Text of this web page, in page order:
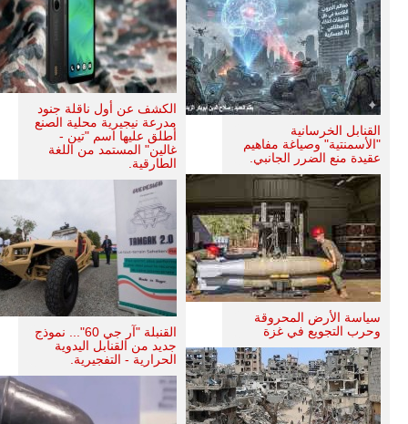
القنابل الخرسانية
"الأسمنتية" وصياغة مفاهيم
عقيدة منع الضرر الجانبي.
سياسة الأرض المحروقة
وحرب التجويع في غزة
الكشف عن أول ناقلة جنود
مدرعة نيجيرية محلية الصنع
أطلق عليها اسم "تين -
غالين" المستمد من اللغة
الطارقية.
القنبلة "آر جي 60"... نموذج
جديد من القنابل اليدوية
الحرارية - التفجيرية.